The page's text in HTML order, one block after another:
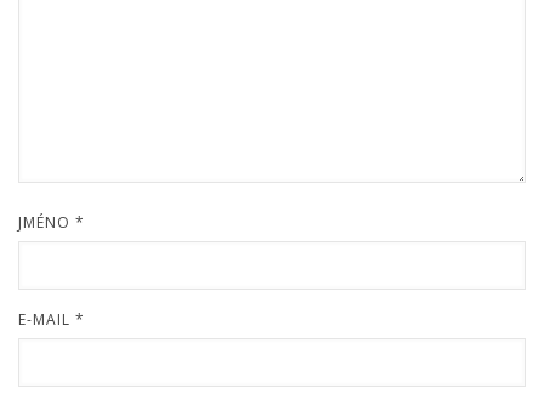
JMÉNO *
E-MAIL *